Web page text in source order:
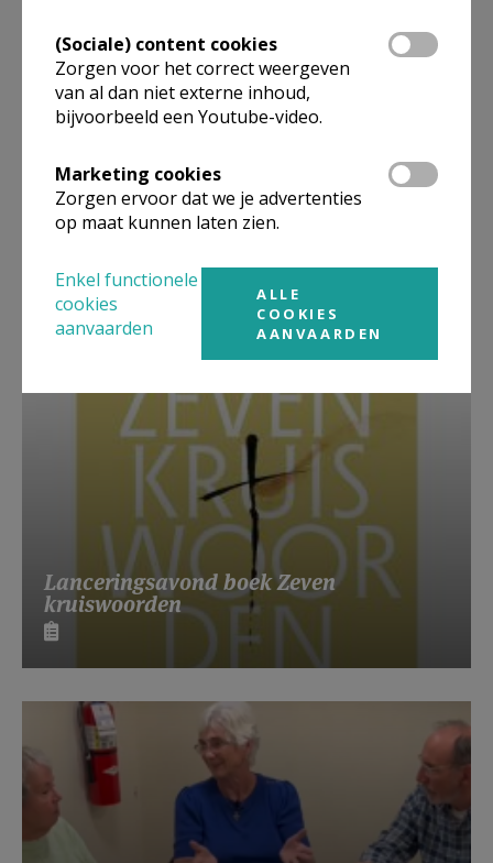
Beroepsvereniging Zorgpastores
Lanceringsavond boek Zeven
kruiswoorden
(Sociale) content cookies
Zorgen voor het correct weergeven
van al dan niet externe inhoud,
bijvoorbeeld een Youtube-video.
Marketing cookies
Zorgen ervoor dat we je advertenties
op maat kunnen laten zien.
Enkel functionele
cookies
aanvaarden
ALLE
COOKIES
AANVAARDEN